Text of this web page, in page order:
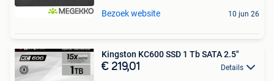
Bezoek website 10 jun 26
Kingston KC600 SSD 1 Tb SATA 2.5"
€ 219,01 Details